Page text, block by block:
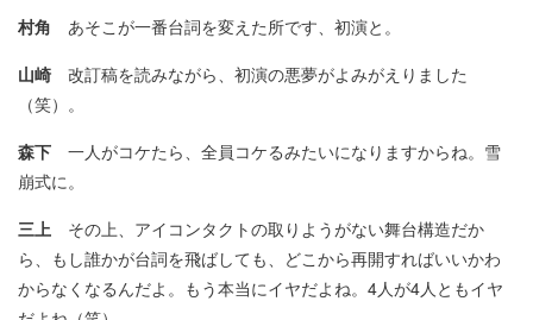
村角 あそこが一番台詞を変えた所です、初演と。
山崎 改訂稿を読みながら、初演の悪夢がよみがえりました
（笑）。
森下 一人がコケたら、全員コケるみたいになりますからね。雪
崩式に。
三上 その上、アイコンタクトの取りようがない舞台構造だか
ら、もし誰かが台詞を飛ばしても、どこから再開すればいいかわ
からなくなるんだよ。もう本当にイヤだよね。4人が4人ともイヤ